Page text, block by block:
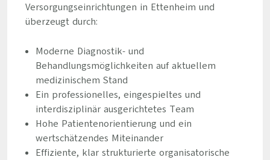
Versorgungseinrichtungen in Ettenheim und
überzeugt durch:
Moderne Diagnostik- und
Behandlungsmöglichkeiten auf aktuellem
medizinischem Stand
Ein professionelles, eingespieltes und
interdisziplinär ausgerichtetes Team
Hohe Patientenorientierung und ein
wertschätzendes Miteinander
Effiziente, klar strukturierte organisatorische